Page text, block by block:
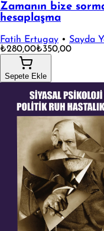
Zamanın bize
hesaplaşma
Fatih Ertugay • Sayda
₺280,00₺350,00
Sepete Ekle